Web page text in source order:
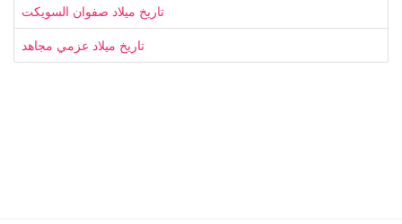
تاريخ ميلاد صفوان السويكت
تاريخ ميلاد عزمي مجاهد